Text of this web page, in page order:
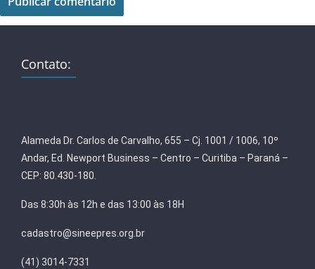
Contato:
Alameda Dr. Carlos de Carvalho, 655 – Cj. 1001 / 1006, 10º
Andar, Ed. Newport Business – Centro – Curitiba – Paraná –
CEP: 80.430-180.
Das 8:30h às 12h e das 13:00 às 18H
cadastro@sineepres.org.br
(41) 3014-7331